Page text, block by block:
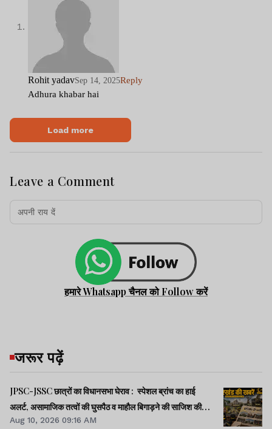
Rohit yadavSep 14, 2025Reply
Adhura khabar hai
Load more
Leave a Comment
हमारे Whatsapp चैनल को Follow करें
जरूर पढ़ें
JPSC-JSSC छात्रों का विधानसभा घेराव : स्पेशल ब्रांच का हाई
अलर्ट, असामाजिक तत्वों की घुसपैठ व माहौल बिगाड़ने की साजिश की
आशंका
Aug 10, 2026 09:16 AM